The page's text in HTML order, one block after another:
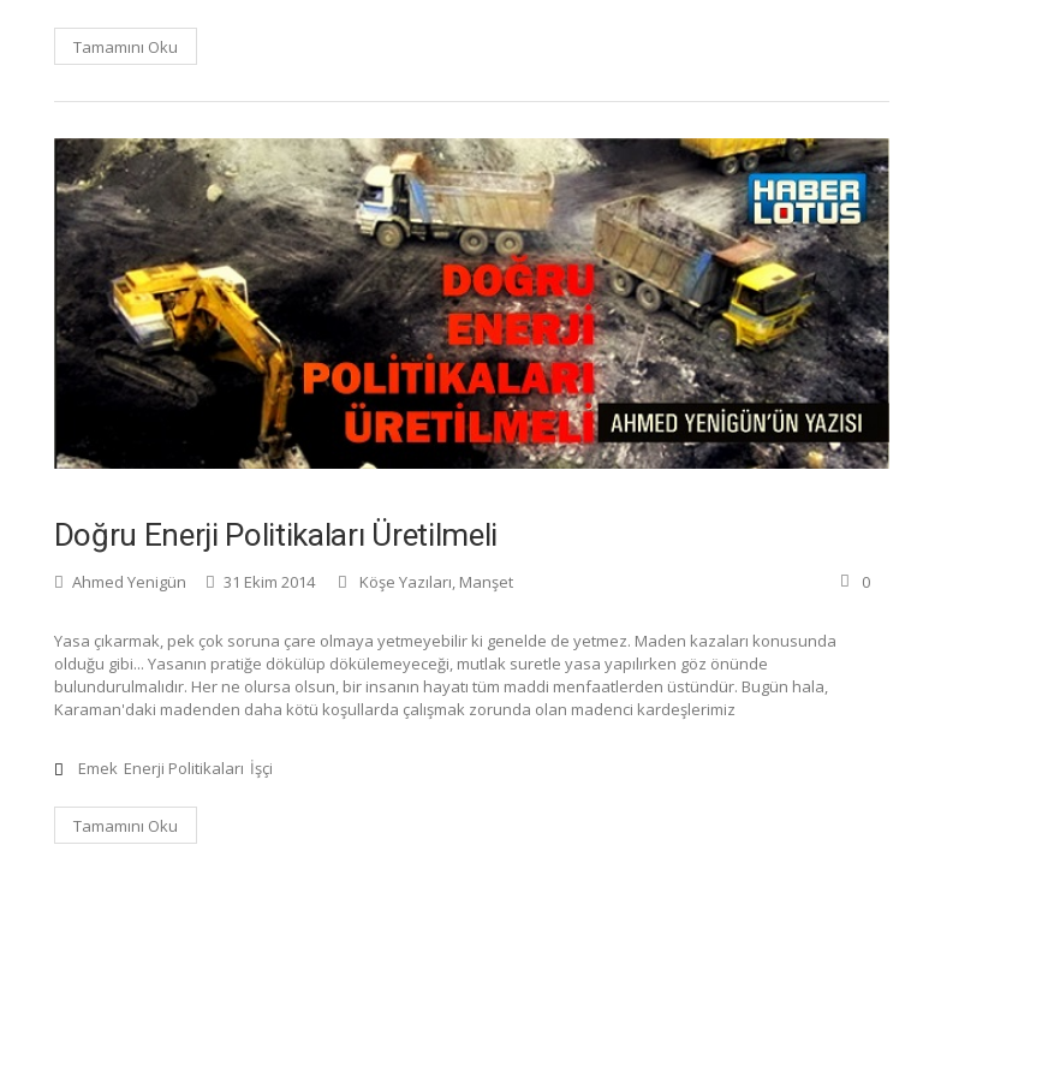
Tamamını Oku
Doğru Enerji Politikaları Üretilmeli
Ahmed Yenigün 31 Ekim 2014 Köşe Yazıları, Manşet 0
Yasa çıkarmak, pek çok soruna çare olmaya yetmeyebilir ki genelde de yetmez. Maden kazaları konusunda
olduğu gibi... Yasanın pratiğe dökülüp dökülemeyeceği, mutlak suretle yasa yapılırken göz önünde
bulundurulmalıdır. Her ne olursa olsun, bir insanın hayatı tüm maddi menfaatlerden üstündür. Bugün hala,
Karaman'daki madenden daha kötü koşullarda çalışmak zorunda olan madenci kardeşlerimiz
Emek Enerji Politikaları İşçi
Tamamını Oku